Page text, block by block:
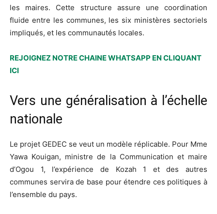
les maires. Cette structure assure une coordination
fluide entre les communes, les six ministères sectoriels
impliqués, et les communautés locales.
REJOIGNEZ NOTRE CHAINE WHATSAPP EN CLIQUANT
ICI
Vers une généralisation à l’échelle
nationale
Le projet GEDEC se veut un modèle réplicable. Pour Mme
Yawa Kouigan, ministre de la Communication et maire
d’Ogou 1, l’expérience de Kozah 1 et des autres
communes servira de base pour étendre ces politiques à
l’ensemble du pays.